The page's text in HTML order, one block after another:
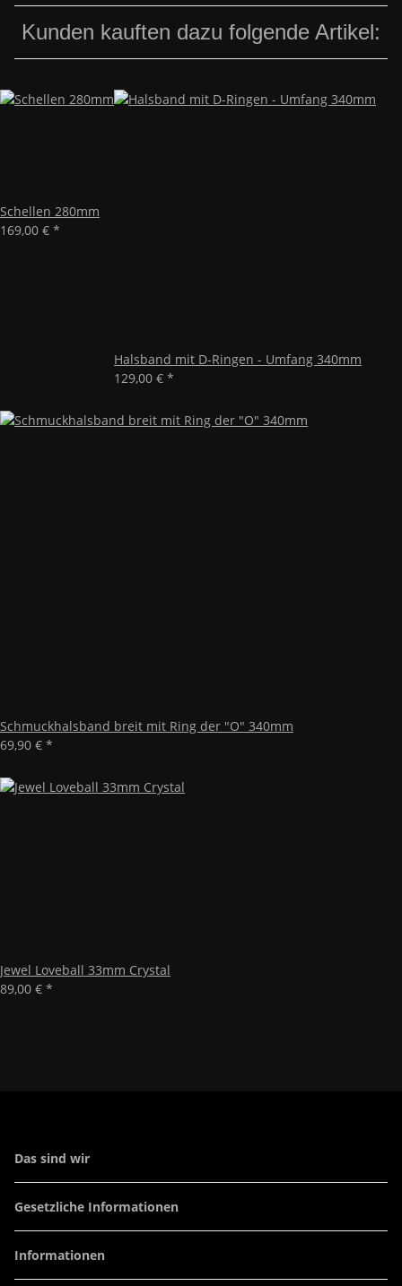
Kunden kauften dazu folgende Artikel:
Schellen 280mm
169,00 € *
Halsband mit D-Ringen - Umfang 340mm
129,00 € *
Schmuckhalsband breit mit Ring der "O" 340mm
69,90 € *
Jewel Loveball 33mm Crystal
89,00 € *
Das sind wir
Gesetzliche Informationen
Informationen